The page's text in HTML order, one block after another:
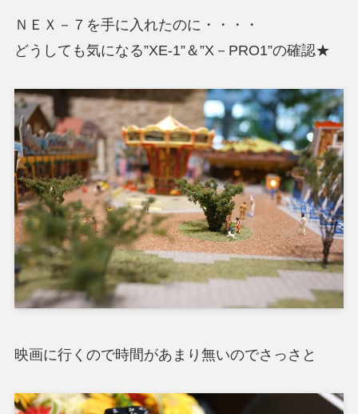
ＮＥＸ－７を手に入れたのに・・・・
どうしても気になる”XE-1”＆”X－PRO1”の確認★
映画に行くので時間があまり無いのでさっさと